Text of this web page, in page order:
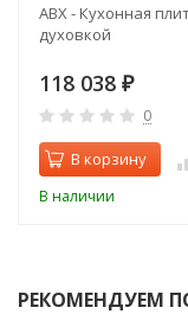
ABX - Кухонная
духовкой
118 038 ₽
0
В корзину
В наличии
РЕКОМЕНДУЕМ